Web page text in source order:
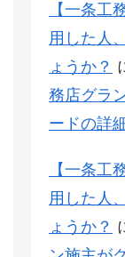
【一条工
用した人
ょうか？
務店グラ
ードの詳
【一条工
用した人
ょうか？